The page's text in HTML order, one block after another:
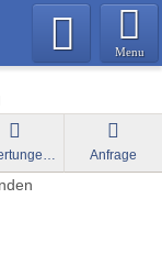
Menu
Bewertungen Anfrage